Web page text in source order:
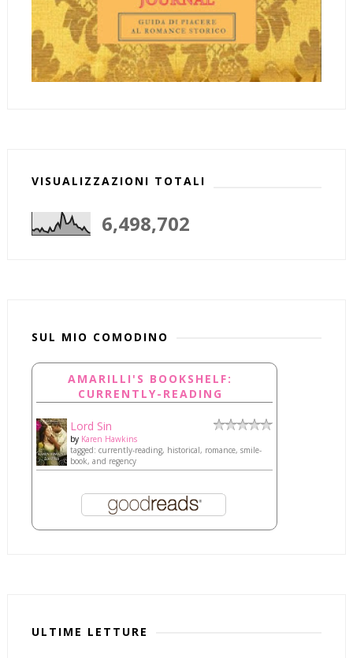
VISUALIZZAZIONI TOTALI
6,498,702
SUL MIO COMODINO
AMARILLI'S BOOKSHELF:
CURRENTLY-READING
Lord Sin
by Karen Hawkins
tagged: currently-reading, historical, romance, smile-
book, and regency
ULTIME LETTURE